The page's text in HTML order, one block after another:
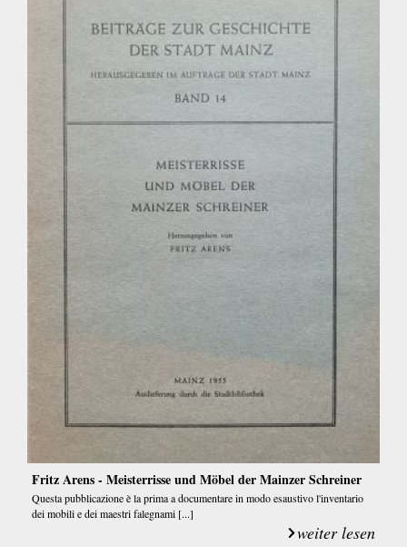
Fritz Arens - Meisterrisse und Möbel der Mainzer Schreiner
Questa pubblicazione è la prima a documentare in modo esaustivo l'inventario
dei mobili e dei maestri falegnami [...]
weiter lesen